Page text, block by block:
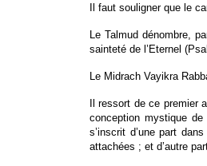
Il faut souligner que le
Le Talmud dénombre,
sainteté de l’Eternel
Le Midrach Vayikra
Il ressort de ce premier
conception mystique de
s’inscrit d’une part
attachées ; et d’autre